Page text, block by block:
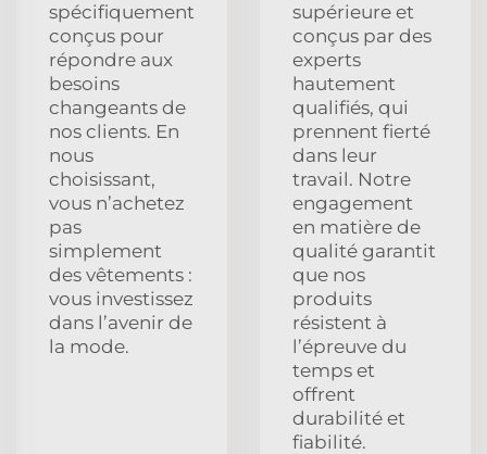
spécifiquement
conçus pour
répondre aux
besoins
changeants de
nos clients. En
nous
choisissant,
vous n’achetez
pas
simplement
des vêtements :
vous investissez
dans l’avenir de
la mode.
supérieure et
conçus par des
experts
hautement
qualifiés, qui
prennent fierté
dans leur
travail. Notre
engagement
en matière de
qualité garantit
que nos
produits
résistent à
l’épreuve du
temps et
offrent
durabilité et
fiabilité.